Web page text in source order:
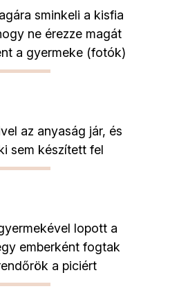
sminkeli a kisfia
ne érezze magát
a gyermeke (fotók)
az anyaság jár, és
sem készített fel
lopott a
emberként fogtak
a piciért